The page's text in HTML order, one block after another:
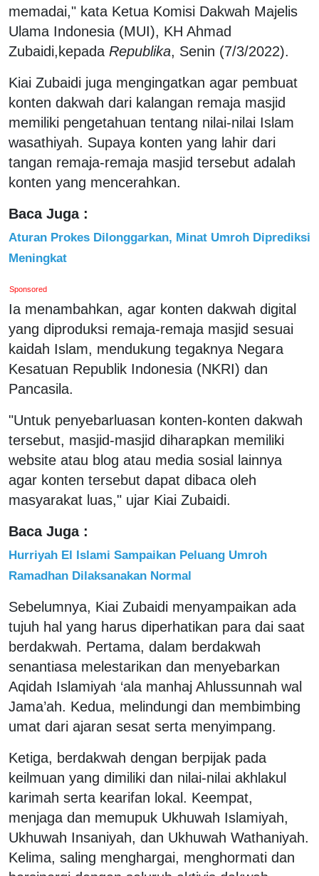
memadai," kata Ketua Komisi Dakwah Majelis
Ulama Indonesia (MUI), KH Ahmad
Zubaidi,kepada Republika, Senin (7/3/2022).
Kiai Zubaidi juga mengingatkan agar pembuat
konten dakwah dari kalangan remaja masjid
memiliki pengetahuan tentang nilai-nilai Islam
wasathiyah. Supaya konten yang lahir dari
tangan remaja-remaja masjid tersebut adalah
konten yang mencerahkan.
Baca Juga :
Aturan Prokes Dilonggarkan, Minat Umroh Diprediksi
Meningkat
Sponsored
Ia menambahkan, agar konten dakwah digital
yang diproduksi remaja-remaja masjid sesuai
kaidah Islam, mendukung tegaknya Negara
Kesatuan Republik Indonesia (NKRI) dan
Pancasila.
"Untuk penyebarluasan konten-konten dakwah
tersebut, masjid-masjid diharapkan memiliki
website atau blog atau media sosial lainnya
agar konten tersebut dapat dibaca oleh
masyarakat luas," ujar Kiai Zubaidi.
Baca Juga :
Hurriyah El Islami Sampaikan Peluang Umroh
Ramadhan Dilaksanakan Normal
Sebelumnya, Kiai Zubaidi menyampaikan ada
tujuh hal yang harus diperhatikan para dai saat
berdakwah. Pertama, dalam berdakwah
senantiasa melestarikan dan menyebarkan
Aqidah Islamiyah ‘ala manhaj Ahlussunnah wal
Jama’ah. Kedua, melindungi dan membimbing
umat dari ajaran sesat serta menyimpang.
Ketiga, berdakwah dengan berpijak pada
keilmuan yang dimiliki dan nilai-nilai akhlakul
karimah serta kearifan lokal. Keempat,
menjaga dan memupuk Ukhuwah Islamiyah,
Ukhuwah Insaniyah, dan Ukhuwah Wathaniyah.
Kelima, saling menghargai, menghormati dan